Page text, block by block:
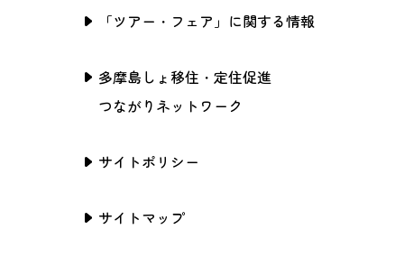
「ツアー・フェア」に関する情報
多摩島しょ移住・定住促進
つながりネットワーク
サイトポリシー
サイトマップ